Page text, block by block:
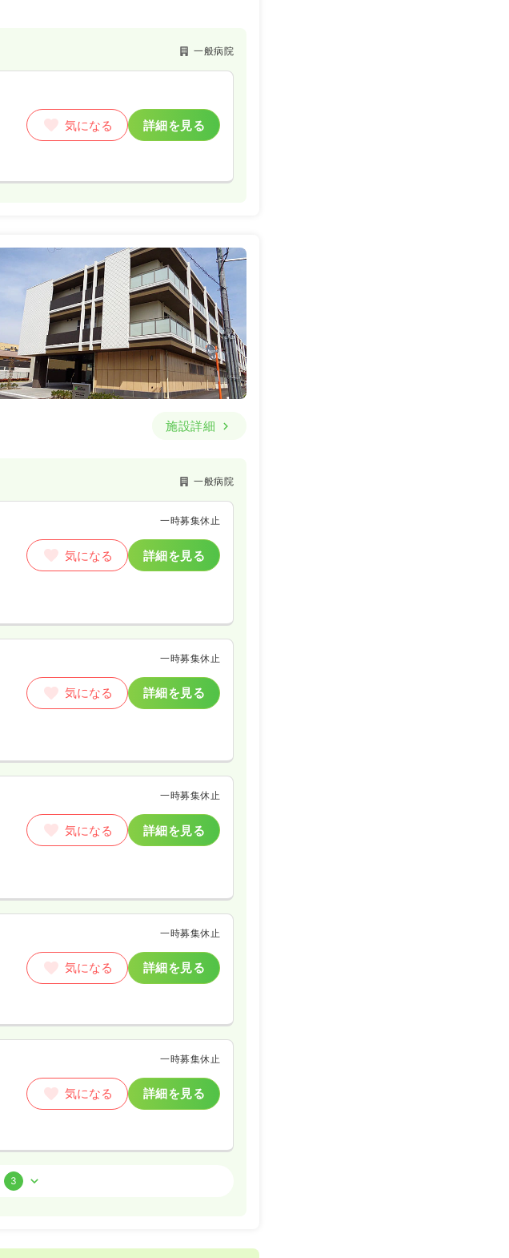
詳細を見る
気になる 詳細を見る
一般病院
気になる 詳細を見る
施設詳細
一般病院
一時募集休止
気になる 詳細を見る
一時募集休止
気になる 詳細を見る
一時募集休止
気になる 詳細を見る
一時募集休止
気になる 詳細を見る
一時募集休止
気になる 詳細を見る
気になる 詳細を見る
3